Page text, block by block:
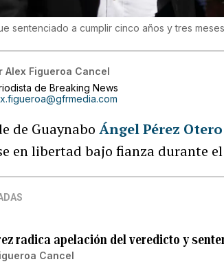
sentenciado a cumplir cinco años y tres
Alex Figueroa Cancel
de Breaking News
de GuaynaboÁngel Pérez Otero
en libertad bajo fianza durante
radica apelación del veredicto y
Cancel